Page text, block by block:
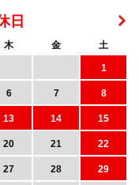
日
木 金
土
1
6 7
8
13 14
15
20 21
22
27 28
29